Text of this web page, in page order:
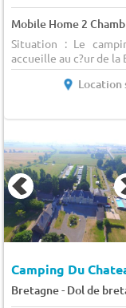
Mobile Home 2
Situation : Le
accueille au c?ur de
Location
Camping Du
Bretagne- Dol de